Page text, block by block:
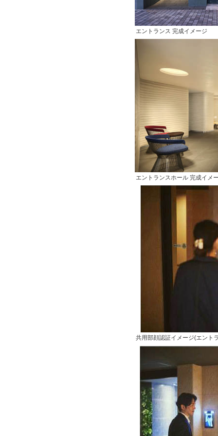
エントランス 完成イメージ
エントランスホール 完成イメ
共用部顔認証イメージ(エント